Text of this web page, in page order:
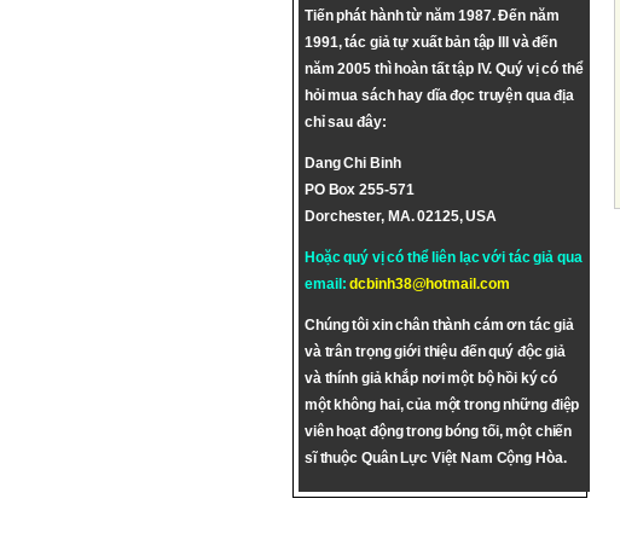
Tiến phát hành từ năm 1987. Đến năm
1991, tác giả tự xuất bản tập III và đến
năm 2005 thì hoàn tất tập IV. Quý vị có thể
hỏi mua sách hay dĩa đọc truyện qua địa
chỉ sau đây:
Dang Chi Binh
PO Box 255-571
Dorchester, MA. 02125, USA
Hoặc quý vị có thể liên lạc với tác giả qua
email:dcbinh38@hotmail.com
Chúng tôi xin chân thành cám ơn tác giả
và trân trọng giới thiệu đến quý độc giả
và thính giả khắp nơi một bộ hồi ký có
một không hai, của một trong những điệp
viên hoạt động trong bóng tối, một chiến
sĩ thuộc Quân Lực Việt Nam Cộng Hòa.